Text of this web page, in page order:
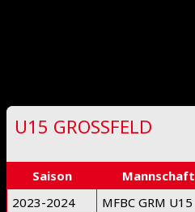
U15 GROSSFELD
Saison Mannschaft
2023-2024
MFBC GRM U15